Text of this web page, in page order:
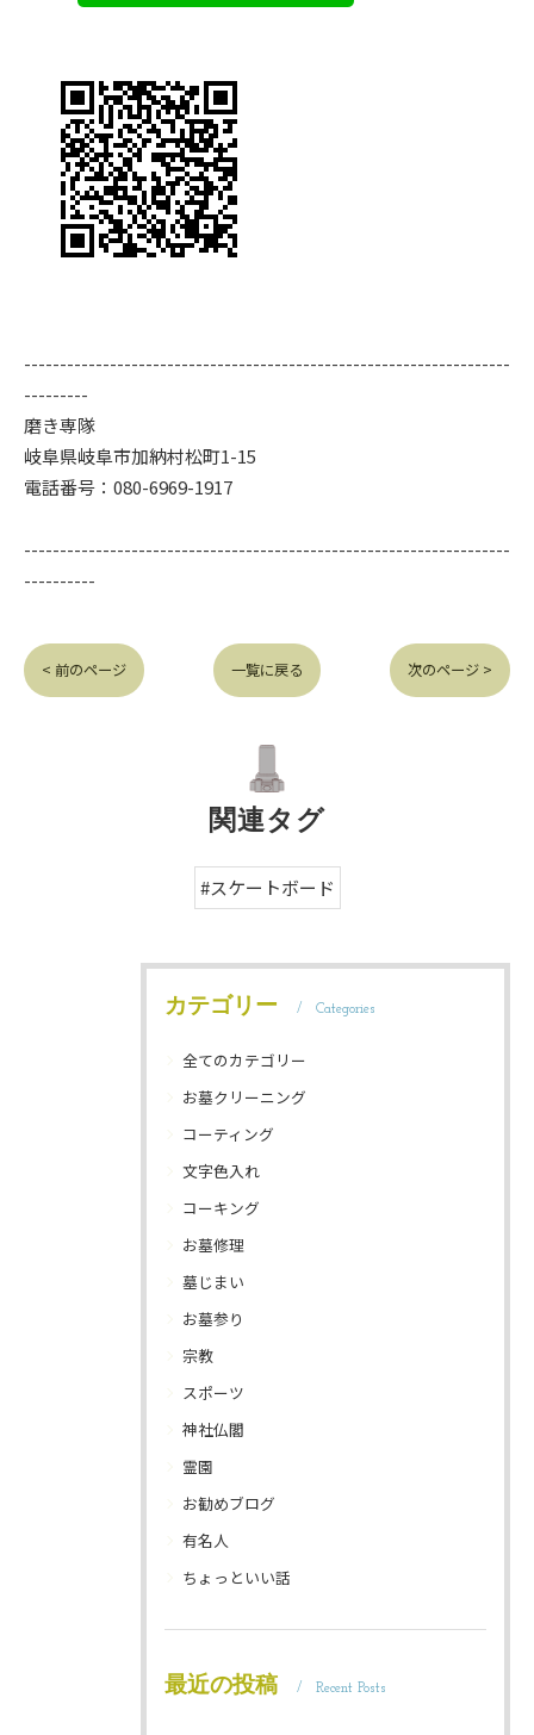
--------------------------------------------------------------------
---------
磨き専隊
岐阜県岐阜市加納村松町1-15
電話番号：080-6969-1917
--------------------------------------------------------------------
----------
< 前のページ 一覧に戻る 次のページ >
関連タグ
#スケートボード
カテゴリー Categories
全てのカテゴリー
お墓クリーニング
コーティング
文字色入れ
コーキング
お墓修理
墓じまい
お墓参り
宗教
スポーツ
神社仏閣
霊園
お勧めブログ
有名人
ちょっといい話
最近の投稿 Recent Posts